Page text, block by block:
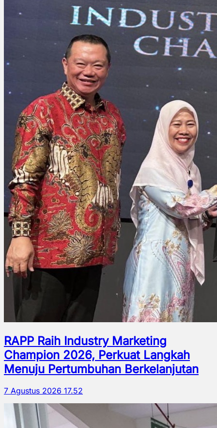
RAPP Raih Industry Marketing
Champion 2026, Perkuat Langkah
Menuju Pertumbuhan Berkelanjutan
7 Agustus 2026 17.52